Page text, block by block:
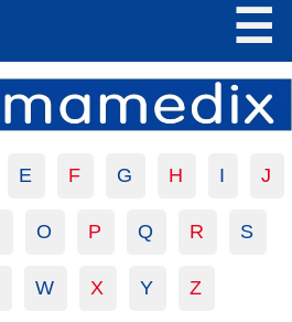
☰
E F G H I J
O P Q R S
W X Y Z